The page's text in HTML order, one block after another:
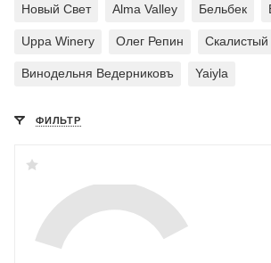
Новый Свет Alma Valley Бельбек
Uppa Winery Олег Репин Скалистый
Винодельня Ведерниковъ Yaiyla
ФИЛЬТР